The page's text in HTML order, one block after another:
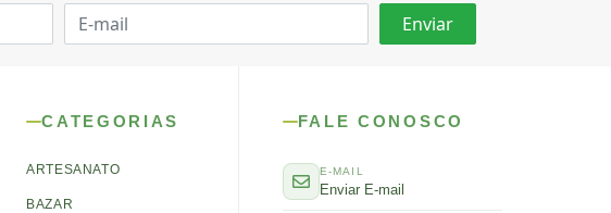
CATEGORIAS
ARTESANATO
BAZAR
FALE CONOSCO
E-MAIL
Enviar E-mail